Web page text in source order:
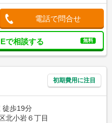
電話で問合せ
で相談する 無料
初期費用に注目
徒歩19分
北小岩６丁目